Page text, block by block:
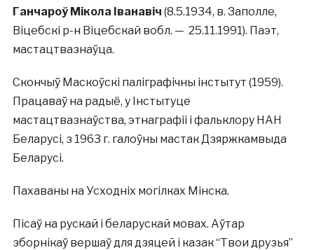
Ганчароў Мікола Іванавіч (8.5.1934, в. Заполле,
Віцебскі р-н Віцебскай вобл. — 25.11.1991). Паэт,
мастацтвазнаўца.
Скончыў Маскоўскі паліграфічны інстытут (1959).
Працаваў на радыё, у Інстытуце
мастацтвазнаўства, этнаграфіі i фальклору НАН
Беларусі, з 1963 г. галоўны мастак Дзяржкамвыда
Беларусі.
Пахаваны на Усходніх могілках Мінска.
Пісаў на рускай i беларускай мовах. Аўтар
зборнікаў вершаў для дзяцей i казак “Твои друзья”